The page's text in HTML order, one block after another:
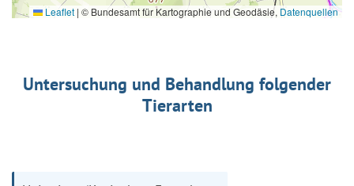
Leaflet | © Bundesamt für Kartographie und Geodäsie, Datenquellen
Untersuchung und Behandlung folgender
Tierarten